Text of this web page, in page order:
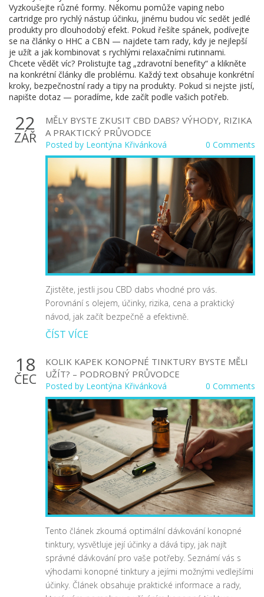
Vyzkoušejte různé formy. Někomu pomůže vaping nebo
cartridge pro rychlý nástup účinku, jinému budou víc sedět jedlé
produkty pro dlouhodobý efekt. Pokud řešíte spánek, podívejte
se na články o HHC a CBN — najdete tam rady, kdy je nejlepší
je užít a jak kombinovat s rychlými relaxačními rutinnami.
Chcete vědět víc? Prolistujte tag „zdravotní benefity“ a klikněte
na konkrétní články dle problému. Každý text obsahuje konkrétní
kroky, bezpečnostní rady a tipy na produkty. Pokud si nejste jistí,
napište dotaz — poradíme, kde začít podle vašich potřeb.
22
ZÁŘ
MĚLY BYSTE ZKUSIT CBD DABS? VÝHODY, RIZIKA
A PRAKTICKÝ PRŮVODCE
Posted by Leontýna Křivánková 0 Comments
Zjistěte, jestli jsou CBD dabs vhodné pro vás.
Porovnání s olejem, účinky, rizika, cena a praktický
návod, jak začít bezpečně a efektivně.
ČÍST VÍCE
18
ČEC
KOLIK KAPEK KONOPNÉ TINKTURY BYSTE MĚLI
UŽÍT? – PODROBNÝ PRŮVODCE
Posted by Leontýna Křivánková 0 Comments
Tento článek zkoumá optimální dávkování konopné
tinktury, vysvětluje její účinky a dává tipy, jak najít
správné dávkování pro vaše potřeby. Seznámí vás s
výhodami konopné tinktury a jejími možnými vedlejšími
účinky. Článek obsahuje praktické informace a rady,